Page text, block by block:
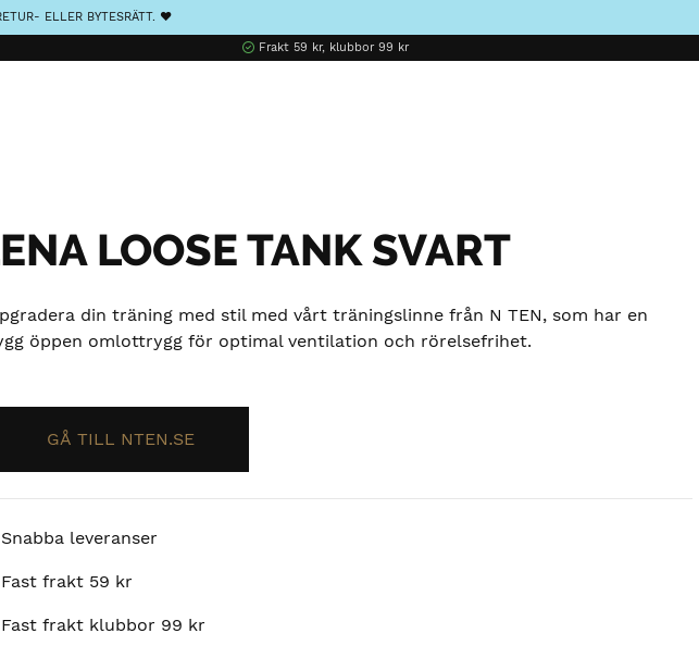
ELLER BYTESRÄTT. ❤️
Frakt 59 kr, klubbor 99 kr
LOOSE TANK SVART
din träning med stil med vårt träningslinne från N TEN, som har en
öppen omlottrygg för optimal ventilation och rörelsefrihet.
Snabba leveranser
Fast frakt 59 kr
Fast frakt klubbor 99 kr